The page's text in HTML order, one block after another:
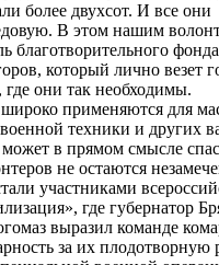
более двухсот. И все они
В этом нашим
благотворительного
который лично везет
где они так необходимы.
применяются для
техники и других
в прямом смысле
не остаются
участниками
где губернатор
выразил команде
за их плодотворную